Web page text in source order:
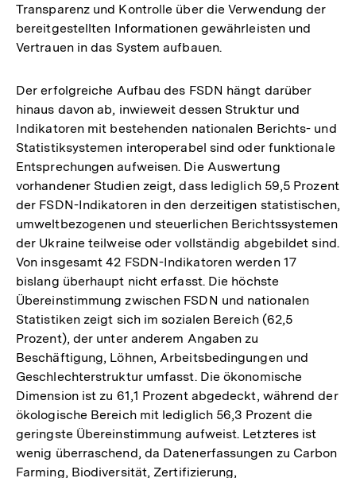
Transparenz und Kontrolle über die Verwendung der
bereitgestellten Informationen gewährleisten und
Vertrauen in das System aufbauen.
Der erfolgreiche Aufbau des FSDN hängt darüber
hinaus davon ab, inwieweit dessen Struktur und
Indikatoren mit bestehenden nationalen Berichts- und
Statistiksystemen interoperabel sind oder funktionale
Entsprechungen aufweisen. Die Auswertung
vorhandener Studien zeigt, dass lediglich 59,5 Prozent
der FSDN-Indikatoren in den derzeitigen statistischen,
umweltbezogenen und steuerlichen Berichtssystemen
der Ukraine teilweise oder vollständig abgebildet sind.
Von insgesamt 42 FSDN-Indikatoren werden 17
bislang überhaupt nicht erfasst. Die höchste
Übereinstimmung zwischen FSDN und nationalen
Statistiken zeigt sich im sozialen Bereich (62,5
Prozent), der unter anderem Angaben zu
Beschäftigung, Löhnen, Arbeitsbedingungen und
Geschlechterstruktur umfasst. Die ökonomische
Dimension ist zu 61,1 Prozent abgedeckt, während der
ökologische Bereich mit lediglich 56,3 Prozent die
geringste Übereinstimmung aufweist. Letzteres ist
wenig überraschend, da Datenerfassungen zu Carbon
Farming, Biodiversität, Zertifizierung,